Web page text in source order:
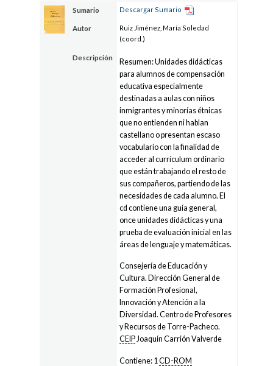
Sumario Descargar Sumario
Autor
Ruiz Jiménez, María Soledad
(coord.)
Descripción
Resumen: Unidades didácticas
para alumnos de compensación
educativa especialmente
destinadas a aulas con niños
inmigrantes y minorías étnicas
que no entienden ni hablan
castellano o presentan escaso
vocabulario con la finalidad de
acceder al currículum ordinario
que están trabajando el resto de
sus compañeros, partiendo de las
necesidades de cada alumno. El
cd contiene una guía general,
once unidades didácticas y una
prueba de evaluación inicial en las
áreas de lenguaje y matemáticas.
Consejería de Educación y
Cultura. Dirección General de
Formación Profesional,
Innovación y Atención a la
Diversidad. Centro de Profesores
y Recursos de Torre-Pacheco.
CEIPJoaquín Carrión Valverde
Contiene: 1CD-ROM